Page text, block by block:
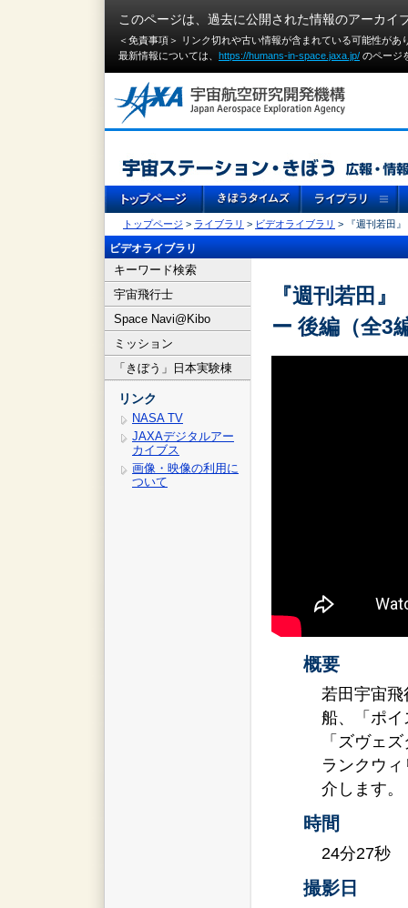
このページは、過去に公開された情報のアーカイ
＜免責事項＞ リンク切れや古い情報が含まれている可能性が
最新情報については、 https://humans-in-space.jaxa.jp/ のページ
トップページ > ライブラリ > ビデオライブラリ > 『週刊若田
ビデオライブラリ
キーワード検索
宇宙飛行士
Space Navi@Kibo
ミッション
「きぼう」日本実験棟
リンク
NASA TV
JAXAデジタルアー
カイブス
画像・映像の利用に
ついて
『週刊若田
ー 後編（全3
概要
若田宇宙
船、「ポ
「ズヴェ
ランクウ
介します。
時間
24分27秒
撮影日